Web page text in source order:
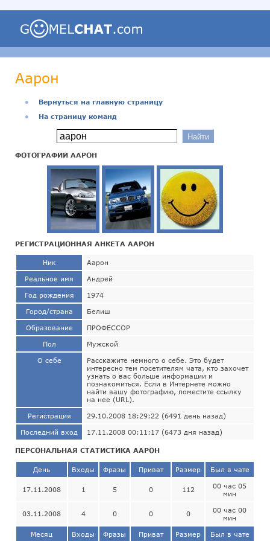
Аарон
●
Вернуться на главную страницу
●
На страницу команд
ФОТОГРАФИИ ААРОН
РЕГИСТРАЦИОННАЯ АНКЕТА ААРОН
Ник Аарон
Реальное имя Андрей
Год рождения 1974
Город/страна Белиш
Образование ПРОФЕССОР
Пол Мужской
О себе
Расскажите немного о себе. Это будет
интересно тем посетителям чата, кто захочет
узнать о вас больше информации и
познакомиться. Если в Интернете можно
найти вашу фотографию, поместите ссылку
на нее (URL).
Регистрация 29.10.2008 18:29:22 (6491 день назад)
Последний вход 17.11.2008 00:11:17 (6473 дня назад)
ПЕРСОНАЛЬНАЯ СТАТИСТИКА ААРОН
День Входы Фразы Приват Размер Был в чате
17.11.2008 1 5 0 112
00 час 05
мин
03.11.2008 4 0 0 0
00 час 00
мин
Месяц Входы Фразы Приват Размер Был в чате